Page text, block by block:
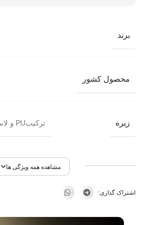
برند
محصول کشور
زیره ترکیبPU و لاستیک درجه یک وارداتی
مشاهده همه ویژگی ها
اشتراک گذاری: